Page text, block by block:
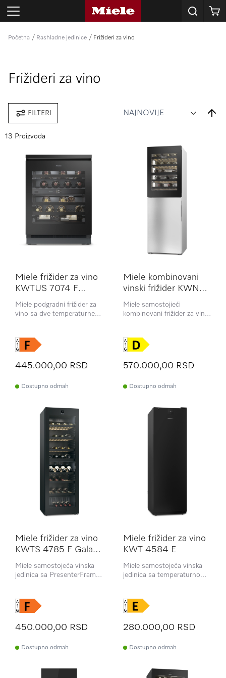
Korpa
Početna Rashladne jedinice Frižideri za vino
Frižideri za vino
13 Proizvoda
Set
Miele frižider za vino
KWTUS 7074 F
Miele podgradni frižider za
vino sa dve temperaturne
kompaktnom dizajnu.
445.000,00 RSD
Dostupno odmah
Miele kombinovani
vinski frižider KWNS
Miele samostojieći
kombinovani frižider za vino
temperaturne zone i
ActiveHumidity funkcijom
570.000,00 RSD
Dostupno odmah
Miele frižider za vino
KWTS 4785 F Gala
Ed
Miele samostojeća vinska
jedinica sa PresenterFrame,
450.000,00 RSD
Dostupno odmah
Miele frižider za vino
KWT 4584 E
Miele samostojeća vinska
jedinica sa temperaturnom
280.000,00 RSD
Dostupno odmah
FILTERI